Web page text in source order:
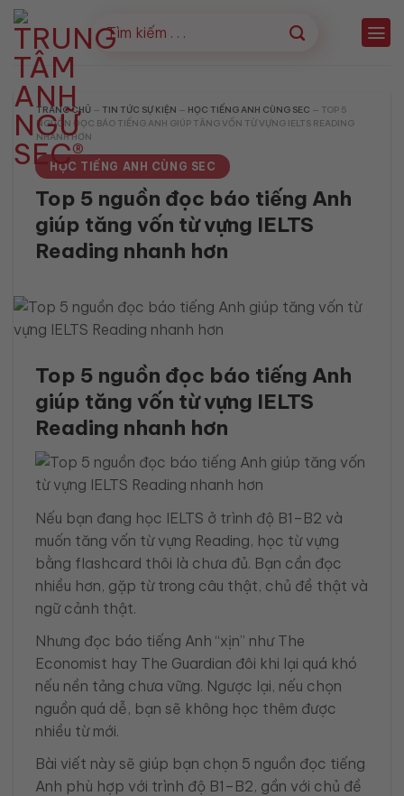
Bỏ
qua
nội
dung
TRANG CHỦ — TIN TỨC SỰ KIỆN — HỌC TIẾNG ANH CÙNG SEC — TOP 5
NGUỒN ĐỌC BÁO TIẾNG ANH GIÚP TĂNG VỐN TỪ VỰNG IELTS READING
NHANH HƠN
HỌC TIẾNG ANH CÙNG SEC
Top 5 nguồn đọc báo tiếng Anh
giúp tăng vốn từ vựng IELTS
Reading nhanh hơn
Top 5 nguồn đọc báo tiếng Anh
giúp tăng vốn từ vựng IELTS
Reading nhanh hơn
Nếu bạn đang học IELTS ở trình độ B1–B2 và
muốn tăng vốn từ vựng Reading, học từ vựng
bằng flashcard thôi là chưa đủ. Bạn cần đọc
nhiều hơn, gặp từ trong câu thật, chủ đề thật và
ngữ cảnh thật.
Nhưng đọc báo tiếng Anh “xịn” như The
Economist hay The Guardian đôi khi lại quá khó
nếu nền tảng chưa vững. Ngược lại, nếu chọn
nguồn quá dễ, bạn sẽ không học thêm được
nhiều từ mới.
Bài viết này sẽ giúp bạn chọn 5 nguồn đọc tiếng
Anh phù hợp với trình độ B1–B2, gần với chủ đề